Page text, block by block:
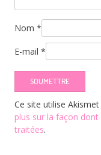
Nom*
E-mail*
Ce site utilise
plus sur la façon
traitées.